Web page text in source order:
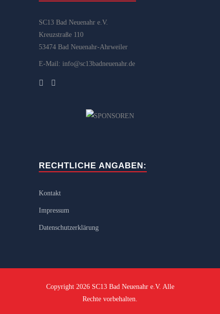
SC13 Bad Neuenahr e.V.
Kreuzstraße 110
53474 Bad Neuenahr-Ahrweiler
E-Mail: info@sc13badneuenahr.de
RECHTLICHE ANGABEN:
Kontakt
Impressum
Datenschutzerklärung
Copyright 2026 SC13 Bad Neuenahr e.V. Alle
Rechte vorbehalten.